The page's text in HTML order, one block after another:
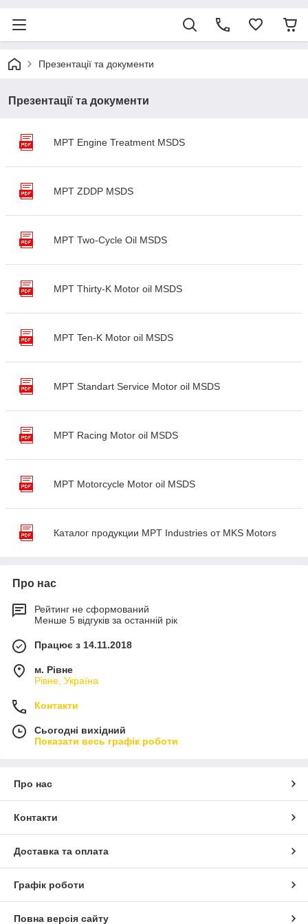
Презентації та документи
Презентації та документи
MPT Engine Treatment MSDS
MPT ZDDP MSDS
MPT Two-Cycle Oil MSDS
MPT Thirty-K Motor oil MSDS
MPT Ten-K Motor oil MSDS
MPT Standart Service Motor oil MSDS
MPT Racing Motor oil MSDS
MPT Motorcycle Motor oil MSDS
Каталог продукции MPT Industries от MKS Motors
Про нас
Рейтинг не сформований
Менше 5 відгуків за останній рік
Працює з 14.11.2018
м. Рівне
Рівне, Україна
Контакти
Сьогодні вихідний
Показати весь графік роботи
Про нас
Контакти
Доставка та оплата
Графік роботи
Повна версія сайту